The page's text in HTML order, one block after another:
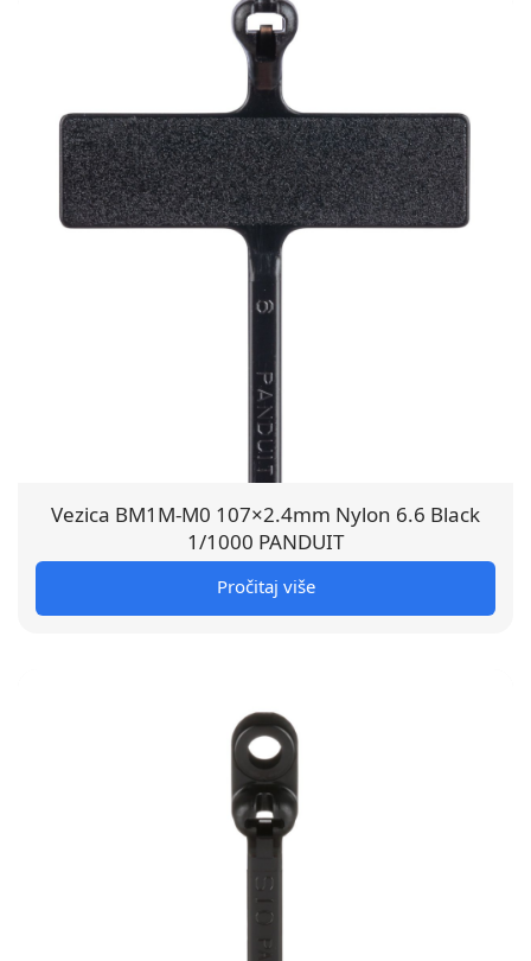
Vezica BM1M-M0 107×2.4mm Nylon 6.6 Black
1/1000 PANDUIT
Pročitaj više